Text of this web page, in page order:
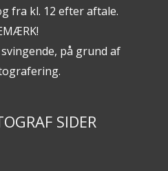
fra kl. 12 efter aftale.
på grund af
SIDER